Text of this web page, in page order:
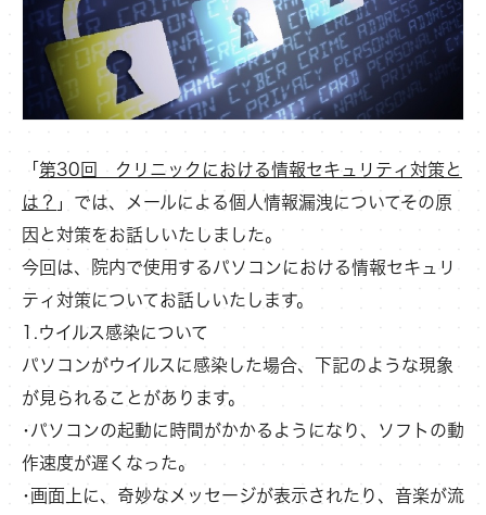
「第30回 クリニックにおける情報セキュリティ対策と
は？ 」では、メールによる個人情報漏洩についてその原
因と対策をお話しいたしました。
今回は、院内で使用するパソコンにおける情報セキュリ
ティ対策についてお話しいたします。
1.ウイルス感染について
パソコンがウイルスに感染した場合、下記のような現象
が見られることがあります。
･パソコンの起動に時間がかかるようになり、ソフトの動
作速度が遅くなった。
･画面上に、奇妙なメッセージが表示されたり、音楽が流